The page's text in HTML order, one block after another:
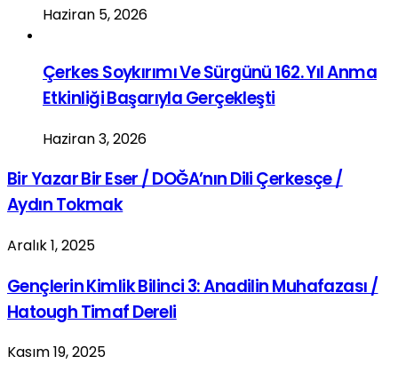
Haziran 5, 2026
Çerkes Soykırımı Ve Sürgünü 162. Yıl Anma
Etkinliği Başarıyla Gerçekleşti
Haziran 3, 2026
Bir Yazar Bir Eser / DOĞA’nın Dili Çerkesçe /
Aydın Tokmak
Aralık 1, 2025
Gençlerin Kimlik Bilinci 3: Anadilin Muhafazası /
Hatough Timaf Dereli
Kasım 19, 2025